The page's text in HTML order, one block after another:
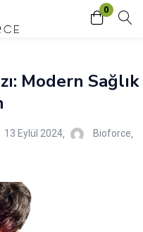
0
login.
Modern Sağlık
13 Eylül 2024
Bioforce